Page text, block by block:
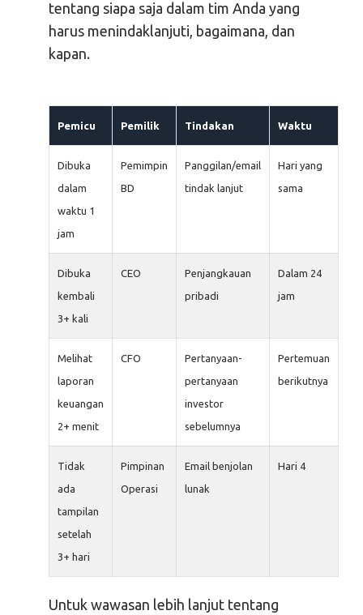
tentang siapa saja dalam tim Anda yang
harus menindaklanjuti, bagaimana, dan
kapan.
Pemicu Pemilik Tindakan Waktu
Dibuka
dalam
waktu 1
jam
Pemimpin
BD
Panggilan/email
tindak lanjut
Hari yang
sama
Dibuka
kembali
3+ kali
CEO
Penjangkauan
pribadi
Dalam 24
jam
Melihat
laporan
keuangan
2+ menit
CFO
Pertanyaan-
pertanyaan
investor
sebelumnya
Pertemuan
berikutnya
Tidak
ada
tampilan
setelah
3+ hari
Pimpinan
Operasi
Email benjolan
lunak
Hari 4
Untuk wawasan lebih lanjut tentang